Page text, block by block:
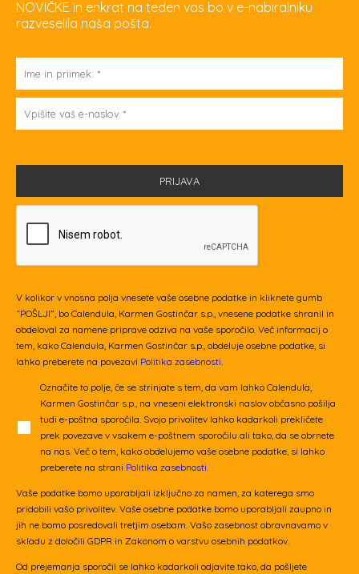
NOVIČKE in enkrat na teden vas bo v e-nabiralniku
razveselila naša pošta.
V kolikor v vnosna polja vnesete vaše osebne podatke in kliknete gumb
“POŠLJI”, bo Calendula, Karmen Gostinčar s.p., vnesene podatke shranil in
obdeloval za namene priprave odziva na vaše sporočilo. Več informacij o
tem, kako Calendula, Karmen Gostinčar s.p., obdeluje osebne podatke, si
lahko preberete na povezavi Politika zasebnosti.
Označite to polje, če se strinjate s tem, da vam lahko Calendula,
Karmen Gostinčar s.p., na vneseni elektronski naslov občasno pošilja
tudi e-poštna sporočila. Svojo privolitev lahko kadarkoli prekličete
prek povezave v vsakem e-poštnem sporočilu ali tako, da se obrnete
na nas. Več o tem, kako obdelujemo vaše osebne podatke, si lahko
preberete na strani Politika zasebnosti.
Vaše podatke bomo uporabljali izključno za namen, za katerega smo
pridobili vašo privolitev. Vaše osebne podatke bomo uporabljali zaupno in
jih ne bomo posredovali tretjim osebam. Vašo zasebnost obravnavamo v
skladu z določili GDPR in Zakonom o varstvu osebnih podatkov.
Od prejemanja sporočil se lahko kadarkoli odjavite tako, da pošljete